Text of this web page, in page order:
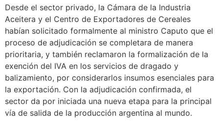
Desde el sector privado, la Cámara de la Industria
Aceitera y el Centro de Exportadores de Cereales
habían solicitado formalmente al ministro Caputo que el
proceso de adjudicación se completara de manera
prioritaria, y también reclamaron la formalización de la
exención del IVA en los servicios de dragado y
balizamiento, por considerarlos insumos esenciales para
la exportación. Con la adjudicación confirmada, el
sector da por iniciada una nueva etapa para la principal
vía de salida de la producción argentina al mundo.